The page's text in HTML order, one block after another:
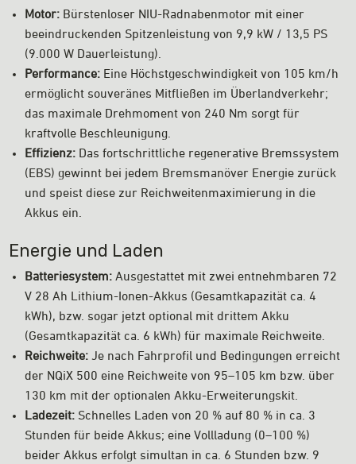
Motor: Bürstenloser NIU-Radnabenmotor mit einer
beeindruckenden Spitzenleistung von 9,9 kW / 13,5 PS
(9.000 W Dauerleistung).
Performance: Eine Höchstgeschwindigkeit von 105 km/h
ermöglicht souveränes Mitfließen im Überlandverkehr;
das maximale Drehmoment von 240 Nm sorgt für
kraftvolle Beschleunigung.
Effizienz: Das fortschrittliche regenerative Bremssystem
(EBS) gewinnt bei jedem Bremsmanöver Energie zurück
und speist diese zur Reichweitenmaximierung in die
Akkus ein.
Energie und Laden
Batteriesystem: Ausgestattet mit zwei entnehmbaren 72
V 28 Ah Lithium-Ionen-Akkus (Gesamtkapazität ca. 4
kWh), bzw. sogar jetzt optional mit drittem Akku
(Gesamtkapazität ca. 6 kWh) für maximale Reichweite.
Reichweite: Je nach Fahrprofil und Bedingungen erreicht
der NQiX 500 eine Reichweite von 95–105 km bzw. über
130 km mit der optionalen Akku-Erweiterungskit.
Ladezeit: Schnelles Laden von 20 % auf 80 % in ca. 3
Stunden für beide Akkus; eine Vollladung (0–100 %)
beider Akkus erfolgt simultan in ca. 6 Stunden bzw. 9